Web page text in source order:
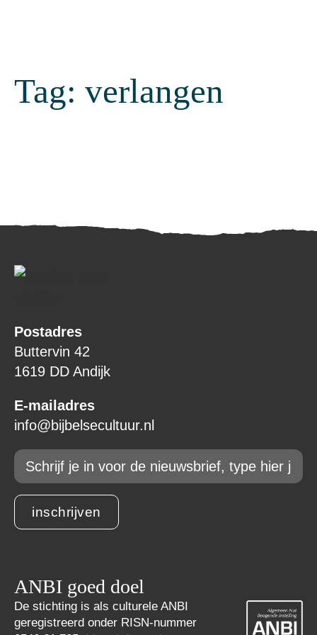
Tag: verlangen
Postadres
Buttervin 42
1619 DD Andijk
E-mailadres
info@bijbelsecultuur.nl
Email
inschrijven
ANBI goed doel
De stichting is als culturele ANBI
geregistreerd onder RISN-nummer